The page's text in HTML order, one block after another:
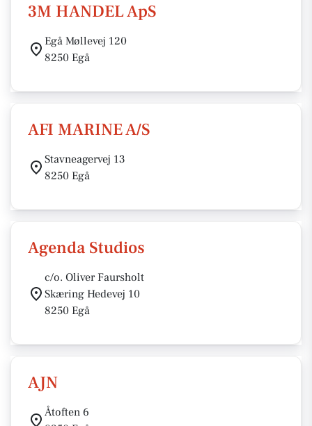
3M HANDEL ApS
Egå Møllevej 120
8250 Egå
AFI MARINE A/S
Stavneagervej 13
8250 Egå
Agenda Studios
c/o. Oliver Faursholt
Skæring Hedevej 10
8250 Egå
AJN
Åtoften 6